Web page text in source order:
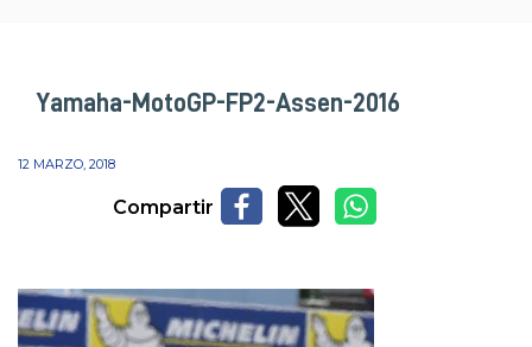
Yamaha-MotoGP-FP2-Assen-2016
12 MARZO, 2018
Compartir